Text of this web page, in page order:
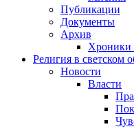
Публикации
Документы
Архив
Хроники
Религия в светском
Новости
Власти